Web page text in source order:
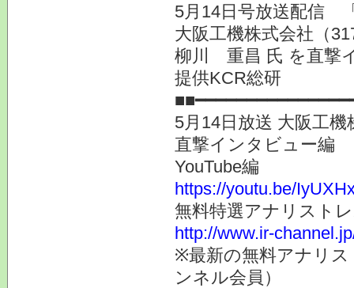
5月14日号放送配信
大阪工機株式会社（
柳川 重昌 氏 を直撃
提供KCR総研
5月14日放送 大阪工
直撃インタビュー編
YouTube編
https://youtu.be/
無料特選アナリスト
http://www.ir-
※最新の無料アナリ
ンネル会員）